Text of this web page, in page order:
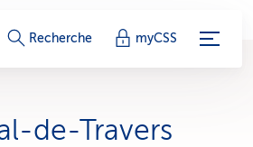
L
e
Recherche myCSS
de-Travers